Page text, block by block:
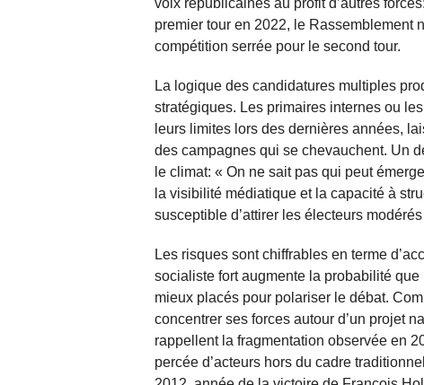
voix républicaines au profit d’autres
premier tour en 2022, le Rassemblement
compétition serrée pour le second tour.
La logique des candidatures multiples
stratégiques. Les primaires internes ou
leurs limites lors des dernières années,
des campagnes qui se chevauchent. Un
le climat: « On ne sait pas qui peut
la visibilité médiatique et la capacité à
susceptible d’attirer les électeurs
Les risques sont chiffrables en terme
socialiste fort augmente la probabilité
mieux placés pour polariser le débat.
concentrer ses forces autour d’un projet
rappellent la fragmentation observée en
percée d’acteurs hors du cadre